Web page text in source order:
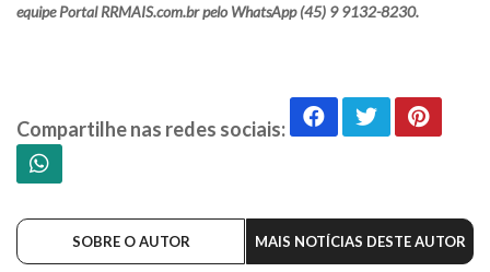
equipe Portal RRMAIS.com.br pelo WhatsApp (45) 9 9132-8230.
Compartilhe nas redes sociais:
SOBRE O AUTOR MAIS NOTÍCIAS DESTE AUTOR